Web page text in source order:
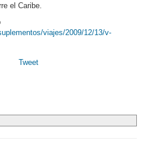
el Caribe.
viajes/2009/12/13/v-
Tweet